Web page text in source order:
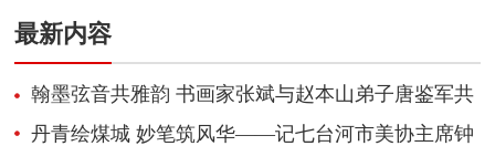
最新内容
翰墨弦音共雅韵 书画家张斌与赵本山弟子唐鉴军共
绘文化艺术新篇
丹青绘煤城 妙笔筑风华——记七台河市美协主席钟